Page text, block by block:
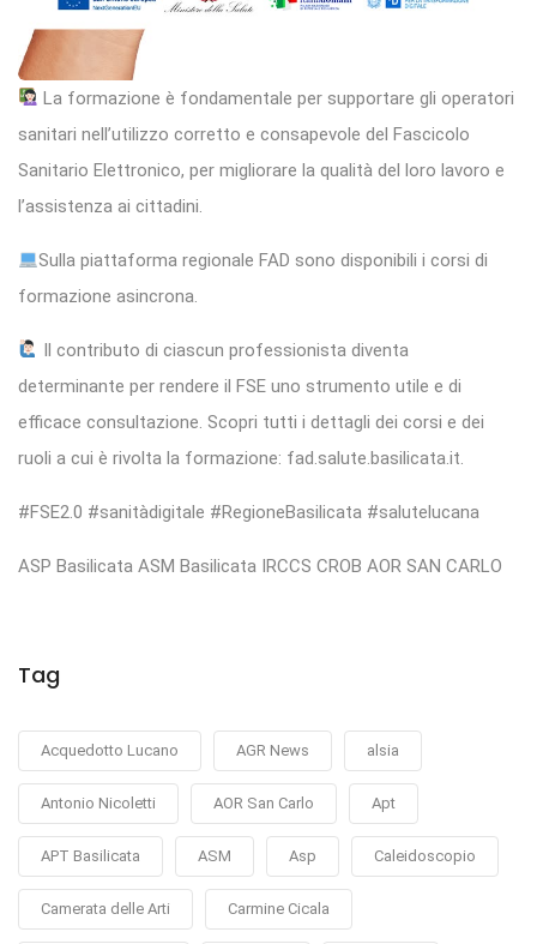
La formazione è fondamentale per supportare gli operatori
sanitari nell’utilizzo corretto e consapevole del Fascicolo
Sanitario Elettronico, per migliorare la qualità del loro lavoro e
l’assistenza ai cittadini.
Sulla piattaforma regionale FAD sono disponibili i corsi di
formazione asincrona.
Il contributo di ciascun professionista diventa
determinante per rendere il FSE uno strumento utile e di
efficace consultazione. Scopri tutti i dettagli dei corsi e dei
ruoli a cui è rivolta la formazione: fad.salute.basilicata.it.
#FSE2.0 #sanitàdigitale #RegioneBasilicata #salutelucana
ASP Basilicata ASM Basilicata IRCCS CROB AOR SAN CARLO
Tag
Acquedotto Lucano AGR News alsia
Antonio Nicoletti AOR San Carlo Apt
APT Basilicata ASM Asp Caleidoscopio
Camerata delle Arti Carmine Cicala